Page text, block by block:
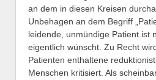
an dem in diesen Kreisen
Unbehagen an dem Begriff
leidende, unmündige Patient ist
eigentlich wünscht. Zu Recht
Patienten enthaltene
Menschen kritisiert. Als